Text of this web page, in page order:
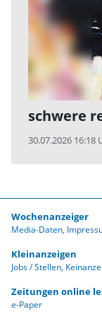
schwere
30.07.2026 16:18
Wochenanzeiger
Media-Daten
Kleinanzeigen
Jobs / Stellen
Zeitungen online
e-Paper